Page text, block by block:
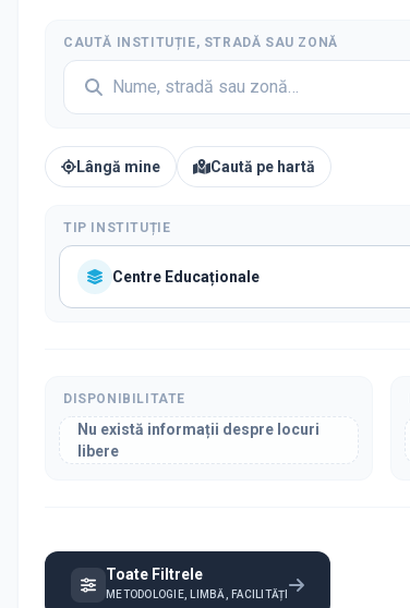
CAUTĂ INSTITUȚIE, STRADĂ SAU ZONĂ
Lângă mine Caută pe hartă
TIP INSTITUȚIE
Centre Educaționale
DISPONIBILITATE
Nu există informații despre locuri
libere
Toate Filtrele
METODOLOGIE, LIMBĂ, FACILITĂȚI